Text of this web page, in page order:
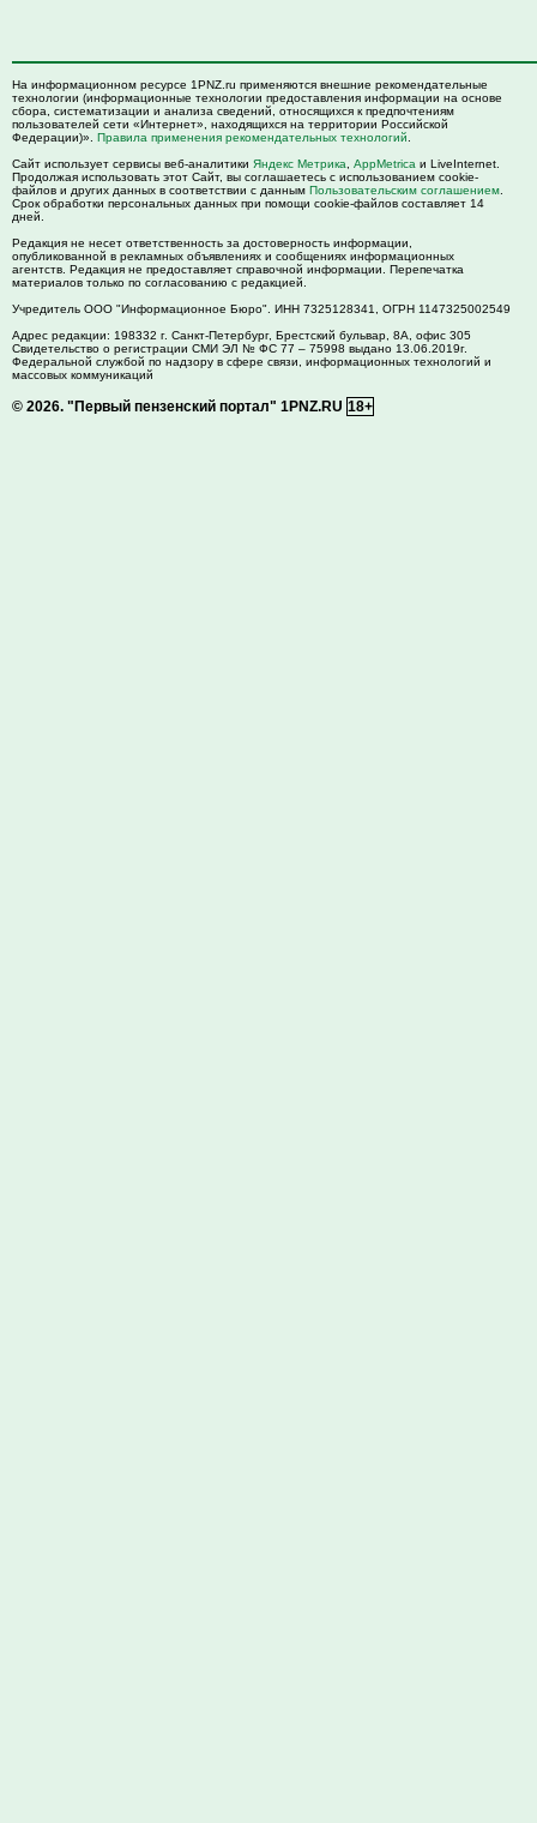
На информационном ресурсе 1PNZ.ru применяются внешние рекомендательные
технологии (информационные технологии предоставления информации на основе
сбора, систематизации и анализа сведений, относящихся к предпочтениям
пользователей сети «Интернет», находящихся на территории Российской
Федерации)». Правила применения рекомендательных технологий
Сайт использует сервисы веб-аналитики Яндекс Метрика AppMetrica и LiveInternet.
Продолжая использовать этот Сайт, вы соглашаетесь с использованием cookie-
файлов и других данных в соответствии с данным Пользовательским соглашением
Срок обработки персональных данных при помощи cookie-файлов составляет 14
дней.
Редакция не несет ответственность за достоверность информации,
опубликованной в рекламных объявлениях и сообщениях информационных
агентств. Редакция не предоставляет справочной информации. Перепечатка
материалов только по согласованию с редакцией.
Учредитель ООО "Информационное Бюро". ИНН 7325128341, ОГРН 1147325002549
Адрес редакции: 198332 г. Санкт-Петербург, Брестский бульвар, 8А, офис 305
Свидетельство о регистрации СМИ ЭЛ № ФС 77 – 75998 выдано 13.06.2019г.
Федеральной службой по надзору в сфере связи, информационных технологий и
массовых коммуникаций
© 2026. "Первый пензенский портал" 1PNZ.RU 18+